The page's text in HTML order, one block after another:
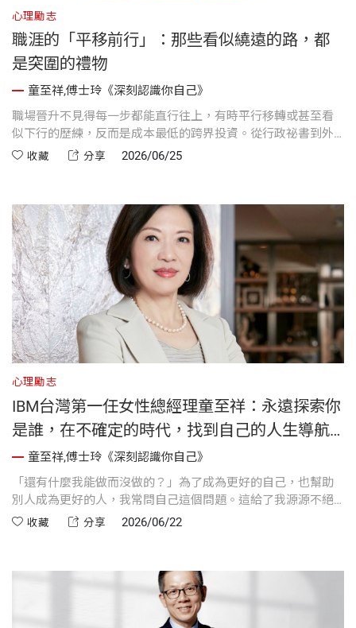
心理勵志
職涯的「平移前行」：那些看似繞遠的路，都
是突圍的禮物
童至祥,傅士玲《深刻認識你自己》
職場晉升不見得每一步都能直行往上，有時平行移轉或甚至看
似下行的歷練，反而是成本最低的跨界投資。從行政祕書到外
商事業群總經理的曲折軌跡中，每一步「笨力氣」的累積，最
收藏 分享 2026/06/25
心理勵志
IBM台灣第一任女性總經理童至祥：永遠探索你
是誰，在不確定的時代，找到自己的人生導航
儀｜《深刻認識你自己》
童至祥,傅士玲《深刻認識你自己》
「還有什麼我能做而沒做的？」為了成為更好的自己，也幫助
別人成為更好的人，我常問自己這個問題。這給了我源源不絕
的強大驅動力，並且運用人生導航儀不斷校準方向，幫助我持
收藏 分享 2026/06/22